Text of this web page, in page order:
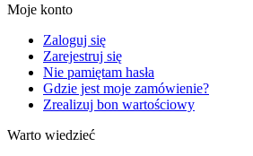
Moje konto
Zaloguj się
Zarejestruj się
Nie pamiętam hasła
Gdzie jest moje zamówienie?
Zrealizuj bon wartościowy
Warto wiedzieć